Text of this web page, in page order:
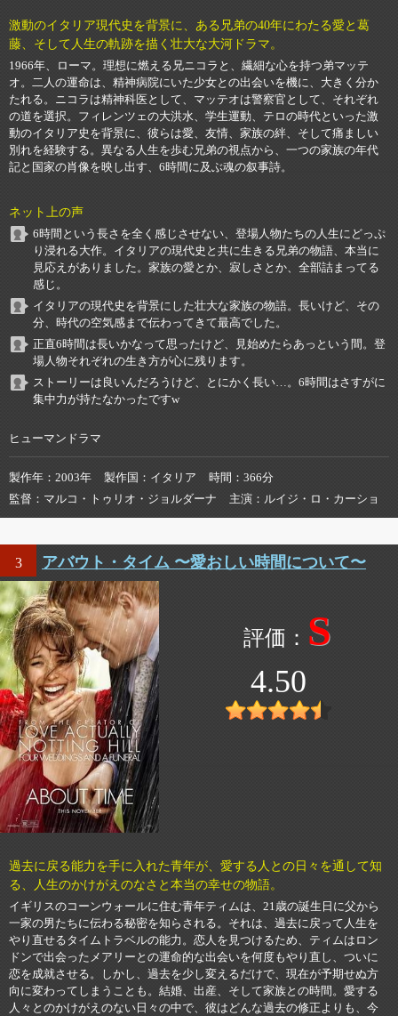
激動のイタリア現代史を背景に、ある兄弟の40年にわたる愛と葛
藤、そして人生の軌跡を描く壮大な大河ドラマ。
1966年、ローマ。理想に燃える兄ニコラと、繊細な心を持つ弟マッテ
オ。二人の運命は、精神病院にいた少女との出会いを機に、大きく分か
たれる。ニコラは精神科医として、マッテオは警察官として、それぞれ
の道を選択。フィレンツェの大洪水、学生運動、テロの時代といった激
動のイタリア史を背景に、彼らは愛、友情、家族の絆、そして痛ましい
別れを経験する。異なる人生を歩む兄弟の視点から、一つの家族の年代
記と国家の肖像を映し出す、6時間に及ぶ魂の叙事詩。
ネット上の声
6時間という長さを全く感じさせない、登場人物たちの人生にどっぷ
り浸れる大作。イタリアの現代史と共に生きる兄弟の物語、本当に
見応えがありました。家族の愛とか、寂しさとか、全部詰まってる
感じ。
イタリアの現代史を背景にした壮大な家族の物語。長いけど、その
分、時代の空気感まで伝わってきて最高でした。
正直6時間は長いかなって思ったけど、見始めたらあっという間。登
場人物それぞれの生き方が心に残ります。
ストーリーは良いんだろうけど、とにかく長い…。6時間はさすがに
集中力が持たなかったですw
ヒューマンドラマ
製作年 2003年 製作国 イタリア 時間
366分
監督
マルコ・トゥリオ・ジョルダーナ 主演 ルイジ・ロ・カーショ
3 アバウト・タイム 〜愛おしい時間について〜
S
4.50
過去に戻る能力を手に入れた青年が、愛する人との日々を通して知
る、人生のかけがえのなさと本当の幸せの物語。
イギリスのコーンウォールに住む青年ティムは、21歳の誕生日に父から
一家の男たちに伝わる秘密を知らされる。それは、過去に戻って人生を
やり直せるタイムトラベルの能力。恋人を見つけるため、ティムはロン
ドンで出会ったメアリーとの運命的な出会いを何度もやり直し、ついに
恋を成就させる。しかし、過去を少し変えるだけで、現在が予期せぬ方
向に変わってしまうことも。結婚、出産、そして家族との時間。愛する
人々とのかけがえのない日々の中で、彼はどんな過去の修正よりも、今